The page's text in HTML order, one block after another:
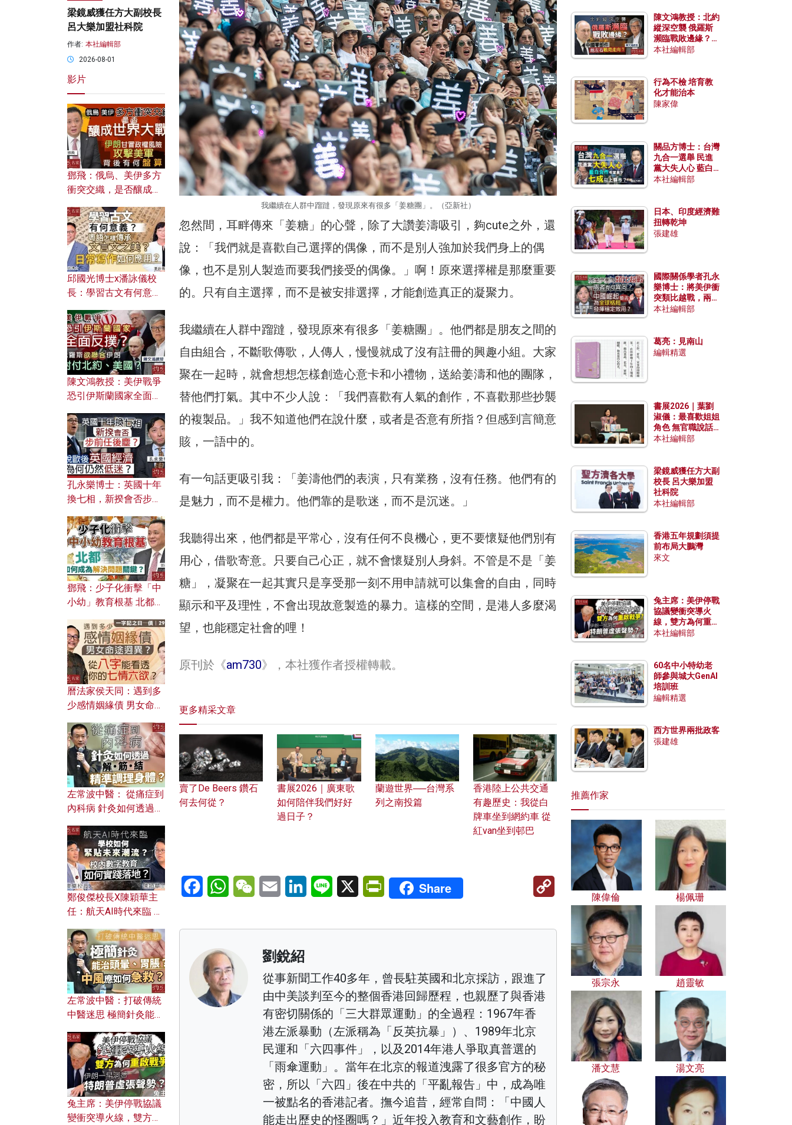
我繼續在人群中蹓躂，發現原來有很多「姜糖團」。（亞新社）
忽然間，耳畔傳來「姜糖」的心聲，除了大讚姜濤吸引，夠cute之外，還
說：「我們就是喜歡自己選擇的偶像，而不是別人強加於我們身上的偶
像，也不是別人製造而要我們接受的偶像。」啊！原來選擇權是那麼重要
的。只有自主選擇，而不是被安排選擇，才能創造真正的凝聚力。
我繼續在人群中蹓躂，發現原來有很多「姜糖團」。他們都是朋友之間的
自由組合，不斷歌傳歌，人傳人，慢慢就成了沒有註冊的興趣小組。大家
聚在一起時，就會想想怎樣創造心意卡和小禮物，送給姜濤和他的團隊，
替他們打氣。其中不少人說：「我們喜歡有人氣的創作，不喜歡那些抄襲
的複製品。」我不知道他們在說什麼，或者是否意有所指？但感到言簡意
賅，一語中的。
有一句話更吸引我：「姜濤他們的表演，只有業務，沒有任務。他們有的
是魅力，而不是權力。他們靠的是歌迷，而不是沉迷。」
我聽得出來，他們都是平常心，沒有任何不良機心，更不要懷疑他們別有
用心，借歌寄意。只要自己心正，就不會懷疑別人身斜。不管是不是「姜
糖」，凝聚在一起其實只是享受那一刻不用申請就可以集會的自由，同時
顯示和平及理性，不會出現故意製造的暴力。這樣的空間，是港人多麼渴
望，也能穩定社會的哩！
原刊於《am730》，本社獲作者授權轉載。
更多精采文章
賣了De Beers 鑽石
何去何從？
書展2026｜廣東歌
如何陪伴我們好好
過日子？
蘭遊世界──台灣系
列之南投篇
香港陸上公共交通
有趣歷史：我從白
牌車坐到網約車 從
紅van坐到邨巴
FacebookWhatsAppWeChatEmail LinkedInLine X PrintFriendly
Share
Copy
Link
劉銳紹
從事新聞工作40多年，曾長駐英國和北京採訪，跟進了
由中美談判至今的整個香港回歸歷程，也親歷了與香港
有密切關係的「三大群眾運動」的全過程：1967年香
港左派暴動（左派稱為「反英抗暴」）、1989年北京
民運和「六四事件」，以及2014年港人爭取真普選的
「雨傘運動」。當年在北京的報道洩露了很多官方的秘
密，所以「六四」後在中共的「平亂報告」中，成為唯
一被點名的香港記者。撫今追昔，經常自問：「中國人
能走出歷史的怪圈嗎？」近年投入教育和文藝創作，盼
梁鏡威獲任方大副校長
呂大樂加盟社科院
作者: 本社編輯部
2026-08-01
影片
鄧飛：俄烏、美伊多方
衝突交織，是否釀成世
風險攻擊美軍，背後有
何盤算？
邱國光博士x潘詠儀校
長：學習古文有何意
文之美？ 日常寫作如何
應用？
陳文鴻教授：美伊戰爭
恐引伊斯蘭國家全面反
對付北約美國？
孔永樂博士：英國十年
換七相，新揆會否步前
濟為何仍然低迷？
鄧飛：少子化衝擊「中
小幼」教育根基 北都如
曆法家侯天同：遇到多
少感情姻緣債 男女命途
的七情六欲？
左常波中醫： 從痛症到
內科病 針灸如何透過解
鄭俊傑校長X陳穎華主
任：航天AI時代來臨 學
校內數字教育如何實踐
落地？
左常波中醫：打破傳統
中醫迷思 極簡針灸能治
何急救？
兔主席：美伊停戰協議
變衝突導火線，雙方為
陳文鴻教授：北約
縱深空襲 俄羅斯
瀕臨戰敗邊緣？中
國零部件能左右戰
本社編輯部
行為不檢 培育教
化才能治本
陳家偉
關品方博士：台灣
九合一選舉 民進
黨大失人心 藍白
合作有望拿下七成
本社編輯部
日本、印度經濟難
扭轉乾坤
張建雄
國際關係學者孔永
樂博士：將美伊衝
突類比越戰，兩者
有何異同？中國崛
本社編輯部
葛亮：見南山
編輯精選
書展2026｜葉劉
淑儀：最喜歡姐姐
角色 無官職說話
包袱少
本社編輯部
梁鏡威獲任方大副
校長 呂大樂加盟
社科院
本社編輯部
香港五年規劃須提
前布局大鵬灣
來文
兔主席：美伊停戰
協議變衝突導火
線，雙方為何重啟
戰爭？伊朗一早洞
本社編輯部
60名中小特幼老
師參與城大GenAI
培訓班
編輯精選
西方世界兩批政客
張建雄
推薦作家
陳偉倫 楊佩珊
張宗永 趙靈敏
潘文慧 湯文亮